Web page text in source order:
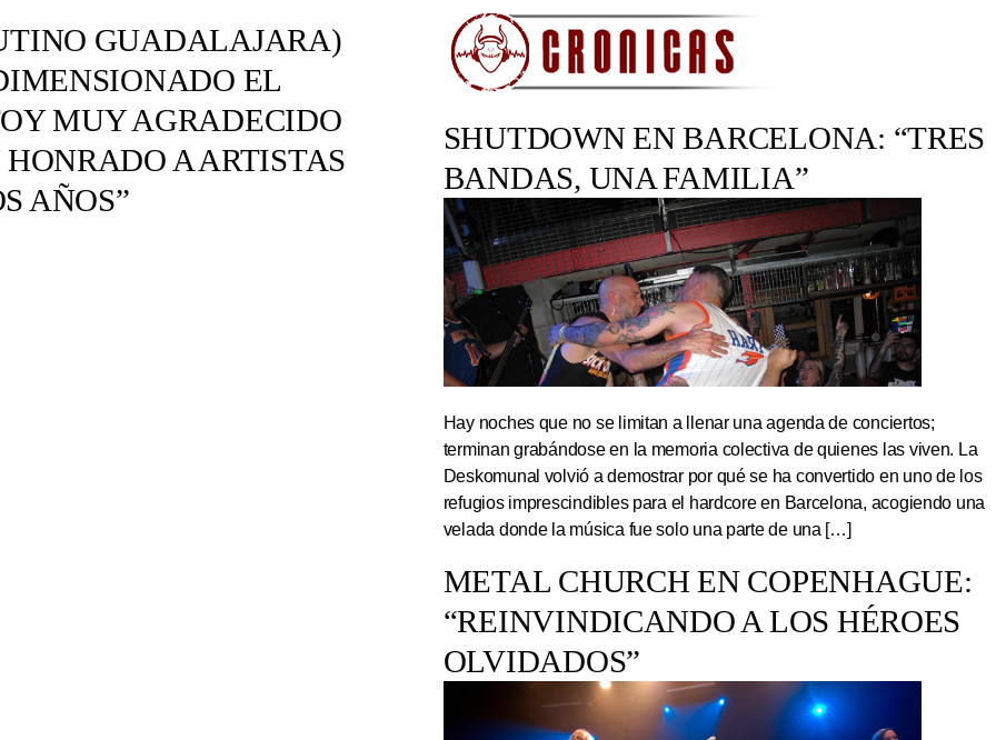
GUADALAJARA)
EL
MUY AGRADECIDO
A ARTISTAS
AÑOS”
SHUTDOWN EN BARCELONA: “TRES
BANDAS, UNA FAMILIA”
Hay noches que no se limitan a llenar una agenda de conciertos;
terminan grabándose en la memoria colectiva de quienes las viven. La
Deskomunal volvió a demostrar por qué se ha convertido en uno de los
refugios imprescindibles para el hardcore en Barcelona, acogiendo una
velada donde la música fue solo una parte de una […]
METAL CHURCH EN COPENHAGUE:
“REINVINDICANDO A LOS HÉROES
OLVIDADOS”